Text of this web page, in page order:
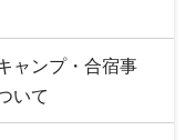
ャンプ・合宿事
いて